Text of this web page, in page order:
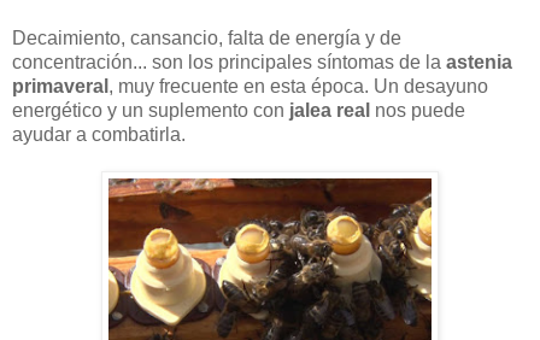
Decaimiento, cansancio, falta de energía y de
concentración... son los principales síntomas de la astenia
primaveral , muy frecuente en esta época. Un desayuno
energético y un suplemento con jalea real nos puede
ayudar a combatirla.